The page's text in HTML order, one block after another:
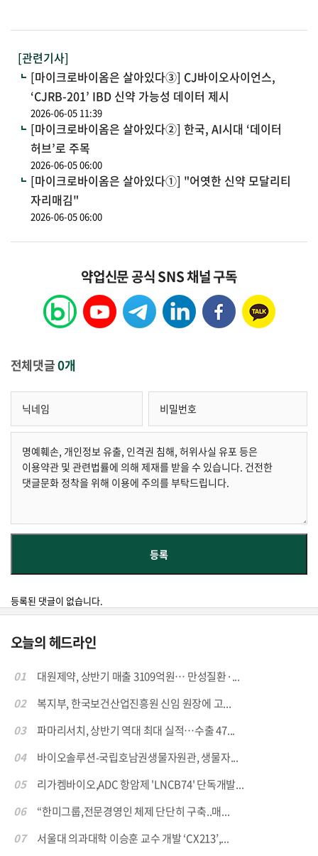
[관련기사]
[마이크로바이옴은 살아있다③] CJ바이오사이언스,
‘CJRB-201’ IBD 신약 가능성 데이터 제시
2026-06-05 11:39
[마이크로바이옴은 살아있다②] 한국, AI시대 ‘데이터
허브’로 주목
2026-06-05 06:00
[마이크로바이옴은 살아있다①] "어엿한 신약 모달리티
자리매김"
2026-06-05 06:00
약업신문 공식 SNS 채널 구독
전체댓글0개
등록된 댓글이 없습니다.
오늘의 헤드라인
01
대원제약, 상반기 매출 3109억원… 만성질환·...
02
복지부, 한국보건산업진흥원 신임 원장에 고...
03
파마리서치, 상반기 역대 최대 실적…수출 47...
04
바이오솔루션-국립호남권생물자원관, 생물자...
05
리가켐바이오,ADC 항암제 'LNCB74' 단독개발...
06
“한미그룹,전문경영인 체제 단단히 구축..매...
07
서울대 의과대학 이승훈 교수 개발 ‘CX213’,...